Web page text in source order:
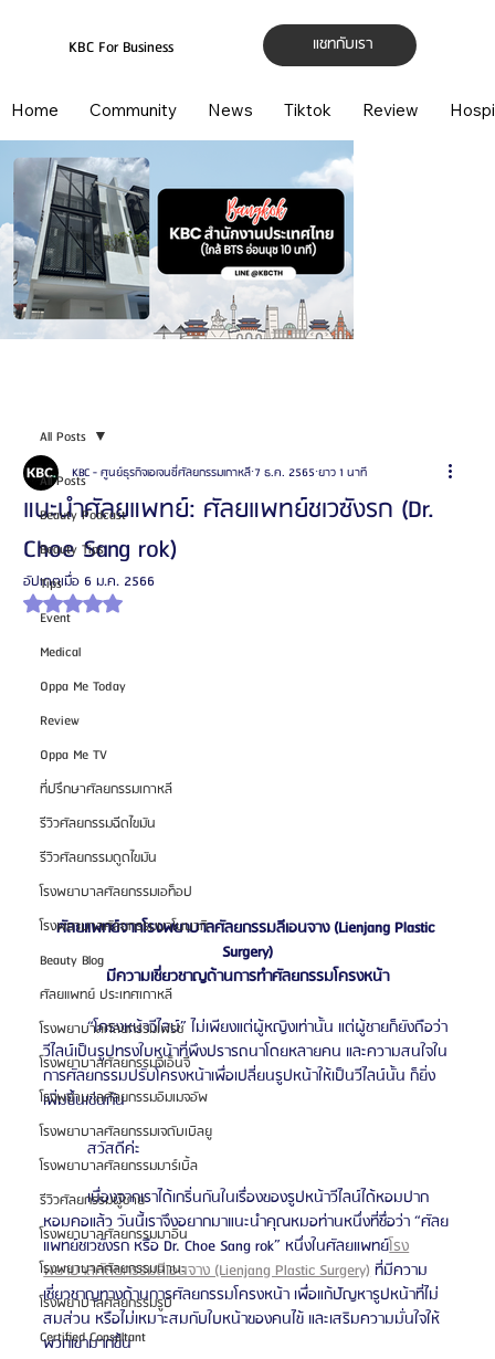
แชทกับเรา
KBC For Business
Home Community News Tiktok Review
All Posts
Beauty Podcast
Beauty Tips
Tips
Event
Medical
Oppa Me Today
Review
Oppa Me TV
ที่ปรึกษาศัลยกรรมเกาหลี
รีวิวศัลยกรรมฉีดไขมัน
รีวิวศัลยกรรมดูดไขมัน
โรงพยาบาลศัลยกรรมเอท็อป
โรงพยาบาลศัลยกรรมบาโนบากิ
Beauty Blog
ศัลยแพทย์ ประเทศเกาหลี
โรงพยาบาลศัลยกรรมเฟรช
โรงพยาบาลศัลยกรรมจีเอ็นจี
โรงพยาบาลศัลยกรรมอิมเมจอัพ
โรงพยาบาลศัลยกรรมเจดับเบิลยู
โรงพยาบาลศัลยกรรมมาร์เบิ้ล
รีวิวศัลยกรรมผู้ชาย
โรงพยาบาลศัลยกรรมมาอิน
โรงพยาบาลศัลยกรรมนานะ
โรงพยาบาลศัลยกรรมรูบี
Certified Consultant
All Posts
แนะนำศัลยแพทย์: ศัลยแพทย์ชเวซังรก (Dr.
Choe Sang rok)
KBC - ศูนย์ธุรกิจเอเจนซี่ศัลยกรรมเกาหลี 7 ธ.ค. 2565 ยาว 1 นาที
อัปเดตเมื่อ 6 ม.ค. 2566
ได้รับ NaN เต็ม 5 ดาว
ศัลยแพทย์จากโรงพยาบาลศัลยกรรมลีเอนจาง (Lienjang Plastic
Surgery)
มีความเชี่ยวชาญด้านการทำศัลยกรรมโครงหน้า
	“โครงหน้าวีไลน์” ไม่เพียงแต่ผู้หญิงเท่านั้น แต่ผู้ชายก็ยังถือว่า
วีไลน์เป็นรูปทรงใบหน้าที่พึงปรารถนาโดยหลายคน และความสนใจใน
การศัลยกรรมปรับโครงหน้าเพื่อเปลี่ยนรูปหน้าให้เป็นวีไลน์นั้น ก็ยิ่ง
เพิ่มขึ้นเช่นกัน
	สวัสดีค่ะ
	เนื่องจากเราได้เกริ่นกันในเรื่องของรูปหน้าวีไลน์ได้หอมปาก
หอมคอแล้ว วันนี้เราจึงอยากมาแนะนำคุณหมอท่านหนึ่งที่ชื่อว่า “ศัลย
แพทย์ชเวซังรก หรือ Dr. Choe Sang rok” หนึ่งในศัลยแพทย์โรง
พยาบาลศัลยกรรมลีเอนจาง (Lienjang Plastic Surgery) ที่มีความ
เชี่ยวชาญทางด้านการศัลยกรรมโครงหน้า เพื่อแก้ปัญหารูปหน้าที่ไม่
สมส่วน หรือไม่เหมาะสมกับใบหน้าของคนไข้ และเสริมความมั่นใจให้
พวกเขามากขึ้น